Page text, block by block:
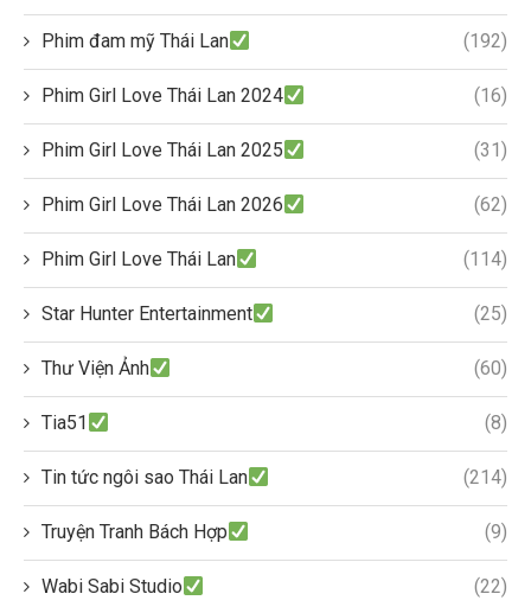
Phim đam mỹ Thái Lan (192)
Phim Girl Love Thái Lan 2024 (16)
Phim Girl Love Thái Lan 2025 (31)
Phim Girl Love Thái Lan 2026 (62)
Phim Girl Love Thái Lan (114)
Star Hunter Entertainment (25)
Thư Viện Ảnh (60)
Tia51 (8)
Tin tức ngôi sao Thái Lan (214)
Truyện Tranh Bách Hợp (9)
Wabi Sabi Studio (22)